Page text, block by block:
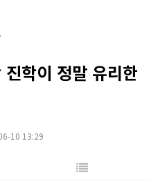
학이 정말 유리한
10 13:29